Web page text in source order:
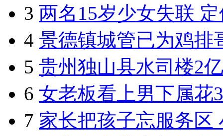
3 两名15岁少女失联
4 景德镇城管已为鸡排
5 贵州独山县水司楼2
6 女老板看上男下属花
7 家长把孩子忘服务区